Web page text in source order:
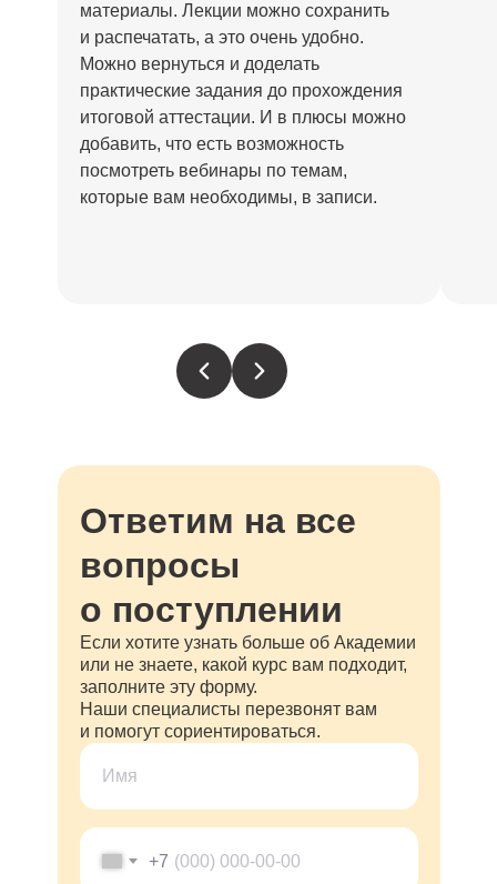
материалы. Лекции можно сохранить
и распечатать, а это очень удобно.
Можно вернуться и доделать
практические задания до прохождения
итоговой аттестации. И в плюсы можно
добавить, что есть возможность
посмотреть вебинары по темам,
которые вам необходимы, в записи.
Ответим на все
вопросы
о поступлении
Если хотите узнать больше об Академии
или не знаете, какой курс вам подходит,
заполните эту форму.
Наши специалисты перезвонят вам
и помогут сориентироваться.
+7